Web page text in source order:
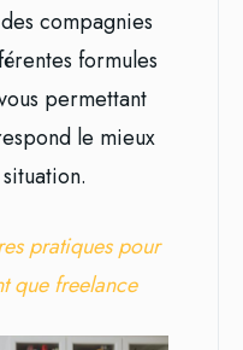
compagnies
formules
permettant
le mieux
pratiques pour
que freelance